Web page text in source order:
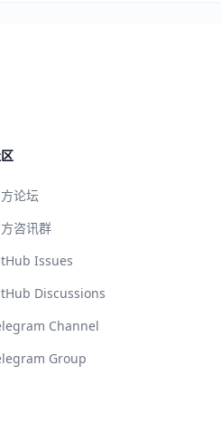
论坛
咨讯群
Issues
Discussions
Channel
Group